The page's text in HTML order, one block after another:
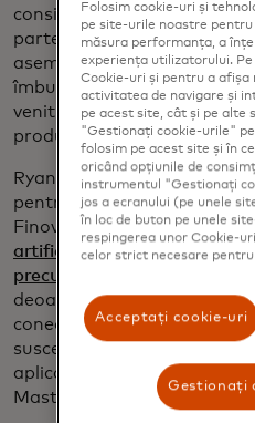
considerație importantă
partenerii de open banking.
asemenea, că sistemul
îmbunătăți profitabilitatea
veniturile (66%) și le poate
productivitatea/eficiența
Ryan Beaudry,
pentru servicii de rețea
FinovateFall,discutând
artificială și învățarea
precum plățile între conturi.
deoarece 80% dintre
conectează deja conturile
susceptibili să își conecteze
aplicație sau un serviciu în
Mastercard din 2024.
Folosim cookie-uri și
pe site-urile noastre
măsura performanța, a
experiența utilizatorului.
Cookie-uri și pentru a afișa
activitatea de navigare și
pe acest site, cât și pe alte
"Gestionați cookie-urile"
folosim pe acest site și în
oricând opțiunile de
instrumentul "Gestionați
jos a ecranului (pe unele
în loc de buton pe unele
respingerea unor Cookie-
celor strict necesare
Acceptați cookie-uri
Gestionați